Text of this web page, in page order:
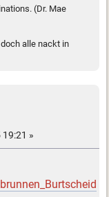
(Dr. Mae
alle nackt in
»